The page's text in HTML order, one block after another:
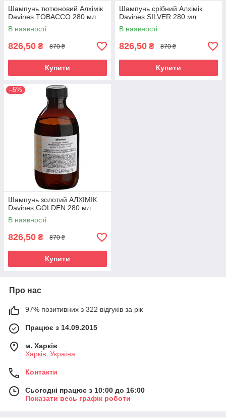
Шампунь тютюновий Алхімік
Davines TOBACCO 280 мл
В наявності
826,50 ₴ 870 ₴
Купити
Шампунь срібний Алхімік
Davines SILVER 280 мл
В наявності
826,50 ₴ 870 ₴
Купити
–5%
Шампунь золотий АЛХІМІК
Davines GOLDEN 280 мл
В наявності
826,50 ₴ 870 ₴
Купити
Про нас
97% позитивних з 322 відгуків за рік
Працює з 14.09.2015
м. Харків
Харків, Україна
Контакти
Сьогодні працює з 10:00 до 16:00
Показати весь графік роботи